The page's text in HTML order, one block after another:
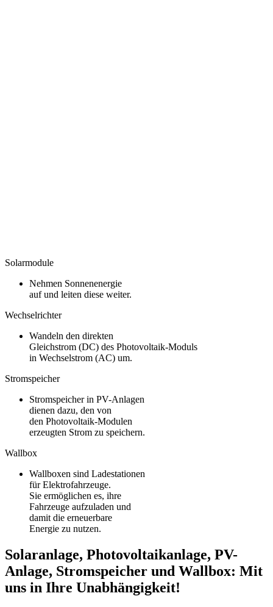
Solarmodule
Nehmen Sonnenenergie
auf und leiten diese weiter.
Wechselrichter
Wandeln den direkten
Gleichstrom (DC) des Photovoltaik-Moduls
in Wechselstrom (AC) um.
Stromspeicher
Stromspeicher in PV-Anlagen
dienen dazu, den von
den Photovoltaik-Modulen
erzeugten Strom zu speichern.
Wallbox
Wallboxen sind Ladestationen
für Elektrofahrzeuge.
Sie ermöglichen es, ihre
Fahrzeuge aufzuladen und
damit die erneuerbare
Energie zu nutzen.
Solaranlage, Photovoltaikanlage, PV-
Anlage, Stromspeicher und Wallbox: Mit
uns in Ihre Unabhängigkeit!